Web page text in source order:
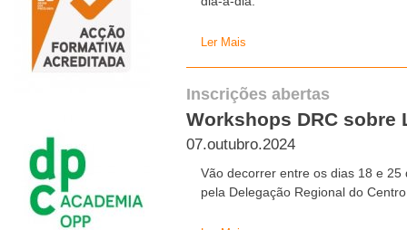
Ler Mais
Inscrições abertas
Workshops DRC sobre
07.outubro.2024
Vão decorrer entre os dias 18 e
pela Delegação Regional do